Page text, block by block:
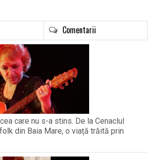
Comentarii
care nu s-a stins. De la Cenaclul
din Baia Mare, o viață trăită prin